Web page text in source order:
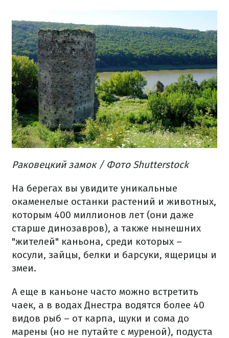
Раковецкий замок / Фото Shutterstock
На берегах вы увидите уникальные
окаменелые останки растений и животных,
которым 400 миллионов лет (они даже
старше динозавров), а также нынешних
"жителей" каньона, среди которых –
косули, зайцы, белки и барсуки, ящерицы и
змеи.
А еще в каньоне часто можно встретить
чаек, а в водах Днестра водятся более 40
видов рыб – от карпа, щуки и сома до
марены (но не путайте с муреной), подуста